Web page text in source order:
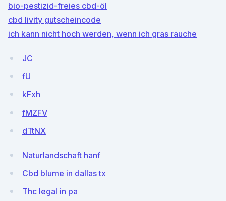
bio-pestizid-freies cbd-öl
cbd livity gutscheincode
ich kann nicht hoch werden, wenn ich gras rauche
JC
fU
kFxh
fMZFV
dTtNX
Naturlandschaft hanf
Cbd blume in dallas tx
Thc legal in pa